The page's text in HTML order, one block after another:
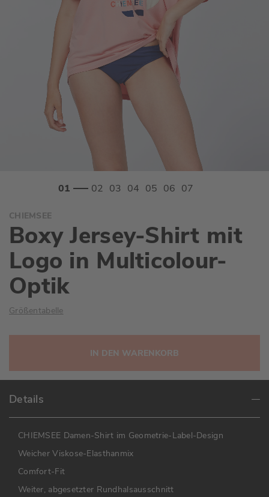
Anfang
der
Bildgalerie
springen
CHIEMSEE
Boxy Jersey-Shirt mit
Logo in Multicolour-
Optik
Größentabelle
IN DEN WARENKORB
Details
CHIEMSEE Damen-Shirt im Geometrie-Label-Design
Weicher Viskose-Elasthanmix
Comfort-Fit
Weiter, abgesetzter Rundhalsausschnitt